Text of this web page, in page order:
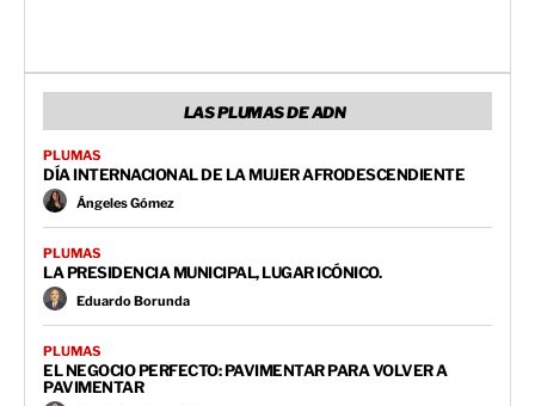
LAS PLUMAS DE ADN
PLUMAS
DÍA INTERNACIONAL DE LA MUJER AFRODESCENDIENTE
Ángeles Gómez
PLUMAS
LA PRESIDENCIA MUNICIPAL, LUGAR ICÓNICO.
Eduardo Borunda
PLUMAS
EL NEGOCIO PERFECTO: PAVIMENTAR PARA VOLVER A
PAVIMENTAR